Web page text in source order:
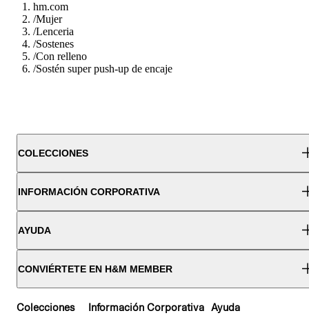
hm.com
/Mujer
/Lenceria
/Sostenes
/Con relleno
/Sostén super push-up de encaje
COLECCIONES
INFORMACIÓN CORPORATIVA
AYUDA
CONVIÉRTETE EN H&M MEMBER
Colecciones Información Corporativa Ayuda